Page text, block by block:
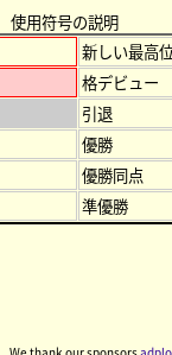
使用符号の説明
新しい最高
格デビュー
引退
優勝
優勝同点
準優勝